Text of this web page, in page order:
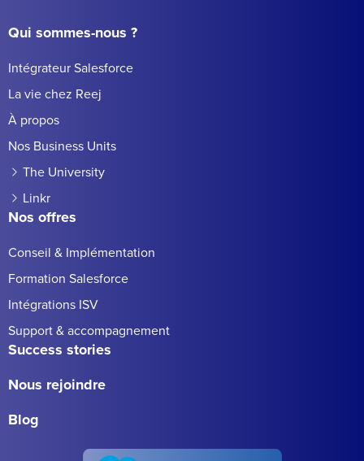
Qui sommes-nous ?
Intégrateur Salesforce
La vie chez Reej
À propos
Nos Business Units
The University
Linkr
Nos offres
Conseil & Implémentation
Formation Salesforce
Intégrations ISV
Support & accompagnement
Success stories
Nous rejoindre
Blog